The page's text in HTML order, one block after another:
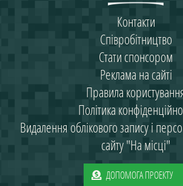
Контакти
Співробітництво
Стати спонсором
Реклама на сайті
Правила
Політика
Видалення облікового запису і
сайту "На місці"
ДОПОМОГА ПРОЕКТУ